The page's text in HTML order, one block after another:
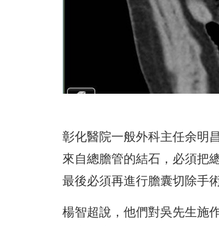
彰化醫院一般外科主任余明
來自總膽管的結石，必須把
最後必須再進行膽囊切除手術
楊智超說，他們對吳先生施